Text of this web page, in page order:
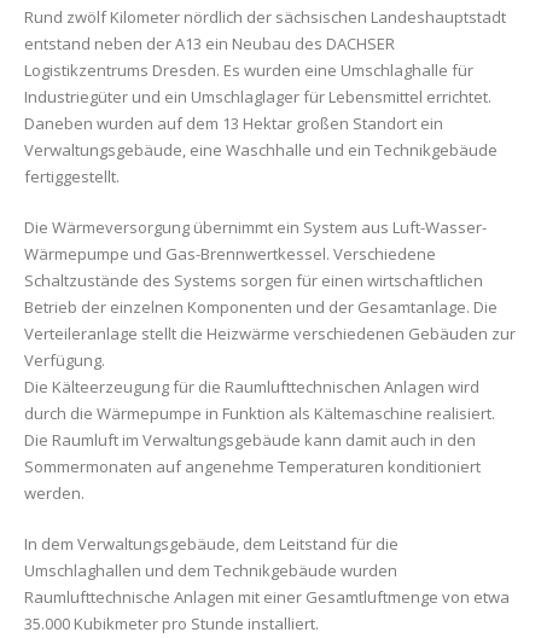
Rund zwölf Kilometer nördlich der sächsischen Landeshauptstadt
entstand neben der A13 ein Neubau des DACHSER
Logistikzentrums Dresden. Es wurden eine Umschlaghalle für
Industriegüter und ein Umschlaglager für Lebensmittel errichtet.
Daneben wurden auf dem 13 Hektar großen Standort ein
Verwaltungsgebäude, eine Waschhalle und ein Technikgebäude
fertiggestellt.
Die Wärmeversorgung übernimmt ein System aus Luft-Wasser-
Wärmepumpe und Gas-Brennwertkessel. Verschiedene
Schaltzustände des Systems sorgen für einen wirtschaftlichen
Betrieb der einzelnen Komponenten und der Gesamtanlage. Die
Verteileranlage stellt die Heizwärme verschiedenen Gebäuden zur
Verfügung.
Die Kälteerzeugung für die Raumlufttechnischen Anlagen wird
durch die Wärmepumpe in Funktion als Kältemaschine realisiert.
Die Raumluft im Verwaltungsgebäude kann damit auch in den
Sommermonaten auf angenehme Temperaturen konditioniert
werden.
In dem Verwaltungsgebäude, dem Leitstand für die
Umschlaghallen und dem Technikgebäude wurden
Raumlufttechnische Anlagen mit einer Gesamtluftmenge von etwa
35.000 Kubikmeter pro Stunde installiert.